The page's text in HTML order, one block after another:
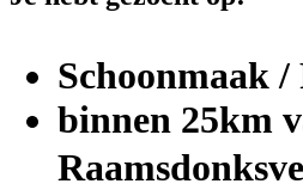
Schoonmaak
binnen 25km